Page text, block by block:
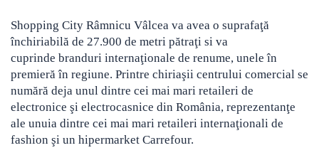
Shopping City Râmnicu Vâlcea va avea o suprafaţă
închiriabilă de 27.900 de metri pătraţi si va
cuprinde branduri internaţionale de renume, unele în
premieră în regiune. Printre chiriaşii centrului comercial se
numără deja unul dintre cei mai mari retaileri de
electronice şi electrocasnice din România, reprezentanţe
ale unuia dintre cei mai mari retaileri internaţionali de
fashion şi un hipermarket Carrefour.